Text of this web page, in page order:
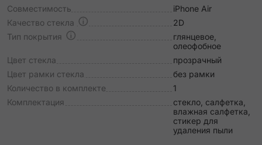
Совместимость
iPhone Air
Качество стекла
2D
Тип покрытия
глянцевое,
олеофобное
Цвет стекла
прозрачный
Цвет рамки стекла
без рамки
Количество в комплекте
1
Комплектация
стекло, салфетка,
влажная салфетка,
стикер для
удаления пыли